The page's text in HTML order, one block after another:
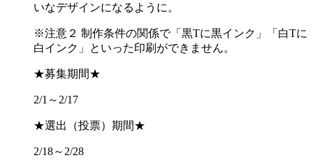
いなデザインになるように。
※注意２ 制作条件の関係で「黒Tに黒インク」「白Tに
白インク」といった印刷ができません。
★募集期間★
2/1～2/17
★選出（投票）期間★
2/18～2/28